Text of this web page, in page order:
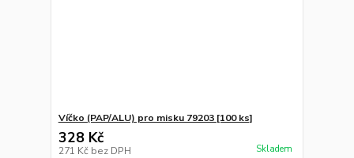
Víčko (PAP/ALU) pro misku 79203 [100 ks]
328 Kč
271 Kč bez DPH Skladem